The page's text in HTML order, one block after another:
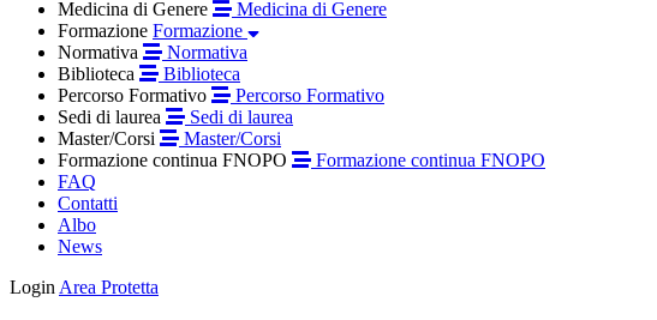
Medicina di Genere
Medicina di Genere
Formazione Formazione
Normativa
Normativa
Biblioteca
Biblioteca
Percorso Formativo
Percorso Formativo
Sedi di laurea
Sedi di laurea
Master/Corsi
Master/Corsi
Formazione continua FNOPO
Formazione continua FNOPO
FAQ
Contatti
Albo
News
Login Area Protetta